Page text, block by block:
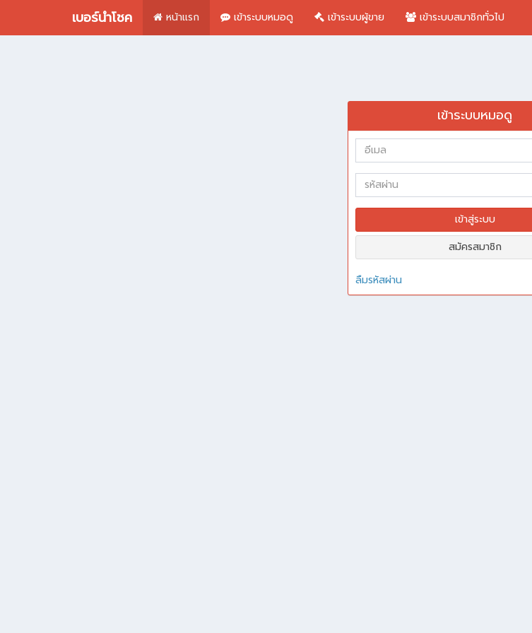
เบอร์นำโชค หน้าแรก เข้าระบบหมอดู เข้าระบบผู้ขาย เข้าระบบสมาชิกทั่วไป
เข้าระบบหมอดู
เข้าสู่ระบบ
สมัครสมาชิก
ลืมรหัสผ่าน